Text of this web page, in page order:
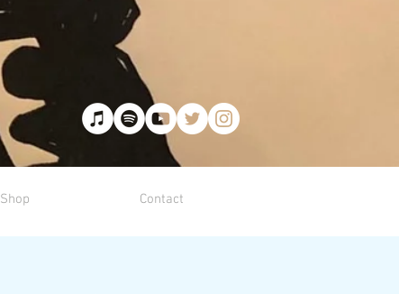
Shop Contact